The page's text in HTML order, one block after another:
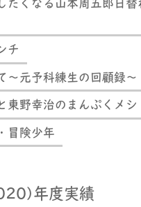
たくなる山本周五郎日替
チ
～元予科練生の回顧録～
東野幸治のまんぷくメシ
冒険少年
年度実績